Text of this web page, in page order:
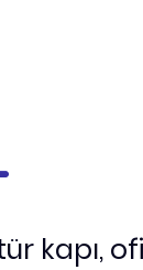
kapı,